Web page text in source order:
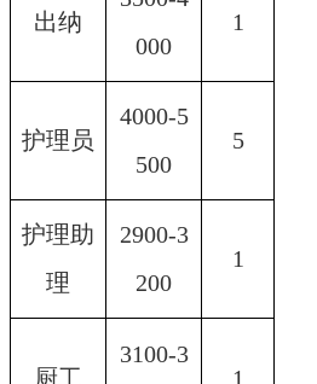
出纳
000
1
护理员
4000-5
500
5
护理助
理
2900-3
200
1
厨工
3100-3
1